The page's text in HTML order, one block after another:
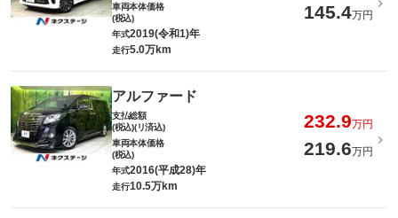
車両本体価格
(税込)
145.4万円
年式2019(令和1)年
走行5.0万km
アルファード
支払総額
(税込)(リ済込)
232.9万円
車両本体価格
(税込)
219.6万円
年式2016(平成28)年
走行10.5万km